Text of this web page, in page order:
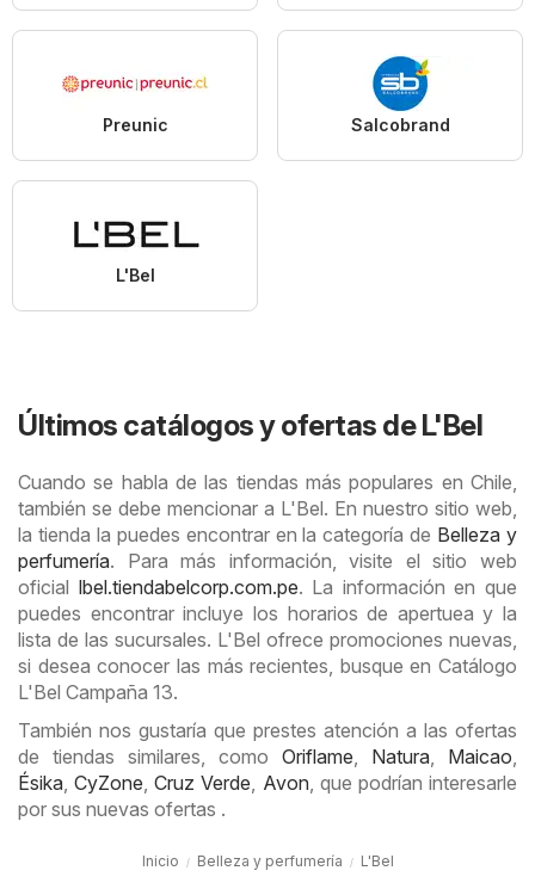
Preunic Salcobrand
L'Bel
Últimos catálogos y ofertas de L'Bel
Cuando se habla de las tiendas más populares en Chile,
también se debe mencionar a L'Bel. En nuestro sitio web,
la tienda la puedes encontrar en la categoría de Belleza y
perfumería. Para más información, visite el sitio web
oficial lbel.tiendabelcorp.com.pe. La información en que
puedes encontrar incluye los horarios de apertuea y la
lista de las sucursales. L'Bel ofrece promociones nuevas,
si desea conocer las más recientes, busque en Catálogo
L'Bel Campaña 13.
También nos gustaría que prestes atención a las ofertas
de tiendas similares, como Oriflame, Natura, Maicao,
Ésika,CyZone,Cruz Verde, Avon, que podrían interesarle
por sus nuevas ofertas .
Inicio Belleza y perfumería L'Bel